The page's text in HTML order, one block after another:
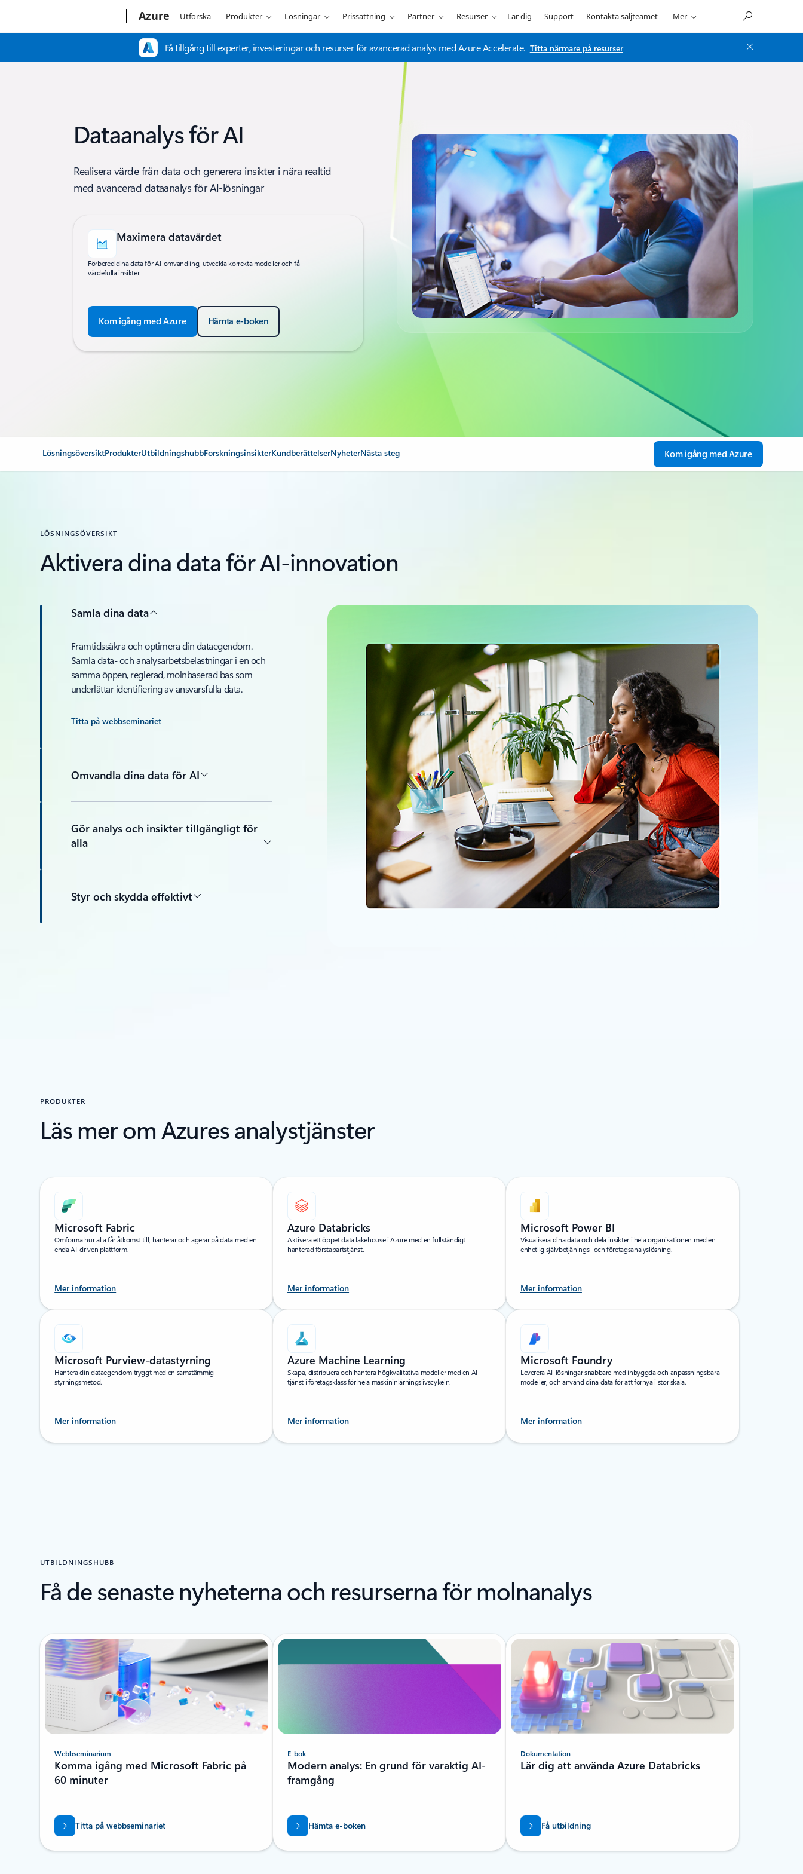
Azure Utforska Produkter Lösningar Prissättning Partner Resurser Lär dig Support Kontakta säljteamet Mer
Få tillgång till experter, investeringar och resurser för avancerad analys med Azure Accelerate. Titta närmare på resurser
Dataanalys för AI
Realisera värde från data och generera insikter i nära realtid
med avancerad dataanalys för AI-lösningar
Maximera datavärdet
Förbered dina data för AI-omvandling, utveckla korrekta modeller och få
värdefulla insikter.
Kom igång med Azure Hämta e-boken
LösningsöversiktProdukterUtbildningshubbForskningsinsikterKundberättelserNyheterNästa steg Kom igång med Azure
LÖSNINGSÖVERSIKT
Aktivera dina data för AI-innovation
Samla dina data
Framtidssäkra och optimera din dataegendom.
Samla data- och analysarbetsbelastningar i en och
samma öppen, reglerad, molnbaserad bas som
underlättar identifiering av ansvarsfulla data.
Titta på webbseminariet
Omvandla dina data för AI
Gör analys och insikter tillgängligt för
alla
Styr och skydda effektivt
PRODUKTER
Läs mer om Azures analystjänster
Microsoft Fabric
Omforma hur alla får åtkomst till, hanterar och agerar på data med en
enda AI-driven plattform.
Mer information
Azure Databricks
Aktivera ett öppet data lakehouse i Azure med en fullständigt
hanterad förstapartstjänst.
Mer information
Microsoft Power BI
Visualisera dina data och dela insikter i hela organisationen med en
enhetlig självbetjänings- och företagsanalyslösning.
Mer information
Microsoft Purview-datastyrning
Hantera din dataegendom tryggt med en samstämmig
styrningsmetod.
Mer information
Azure Machine Learning
Skapa, distribuera och hantera högkvalitativa modeller med en AI-
tjänst i företagsklass för hela maskininlärningslivscykeln.
Mer information
Microsoft Foundry
Leverera AI-lösningar snabbare med inbyggda och anpassningsbara
modeller, och använd dina data för att förnya i stor skala.
Mer information
UTBILDNINGSHUBB
Få de senaste nyheterna och resurserna för molnanalys
Webbseminarium
Komma igång med Microsoft Fabric på
60 minuter
Titta på webbseminariet
E-bok
Modern analys: En grund för varaktig AI-
framgång
Hämta e-boken
Dokumentation
Lär dig att använda Azure Databricks
Få utbildning